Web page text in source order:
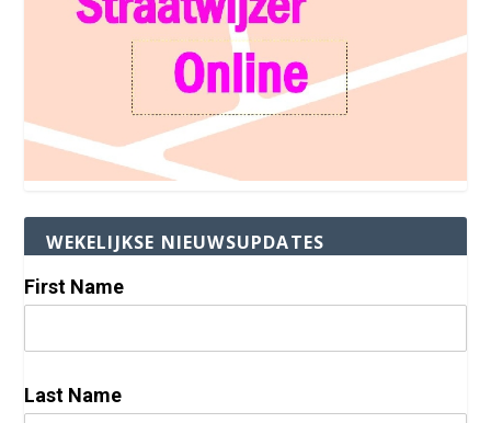
WEKELIJKSE NIEUWSUPDATES
First Name
Last Name